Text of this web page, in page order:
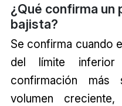
¿Qué confirma un
bajista?
Se confirma cuando
del límite
confirmación
volumen